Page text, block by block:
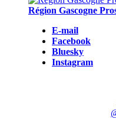
Région Gascogne
E-mail
Facebook
Bluesky
Instagram